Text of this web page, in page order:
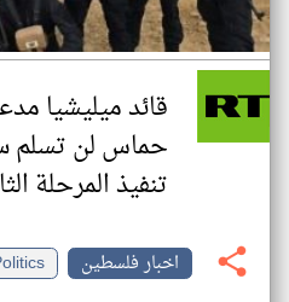
قائد ميليشيا
حماس لن تسلم
تنفيذ المرحلة
اخبار فلسطين